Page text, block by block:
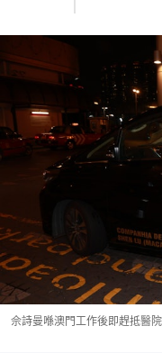
佘詩曼喺澳門工作後即趕抵醫